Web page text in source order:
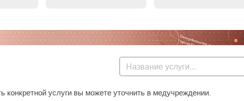
услуги вы можете уточнить в медучреждении.